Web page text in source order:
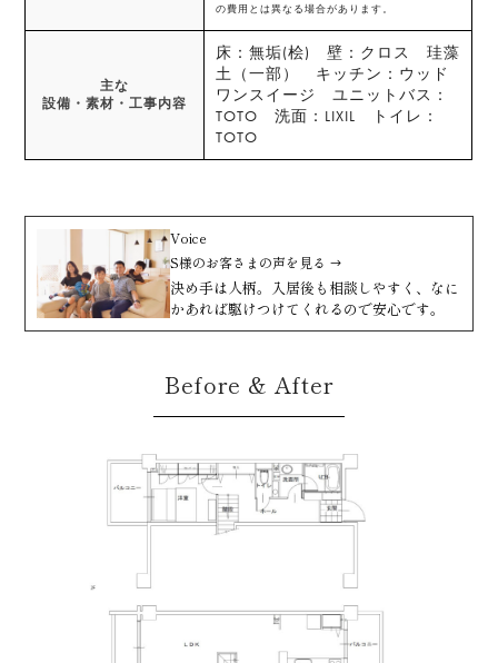
の費用とは異なる場合があります。
主な
設備・素材・工事内容
床：無垢(桧) 壁：クロス 珪藻
土（一部） キッチン：ウッド
ワンスイージ ユニットバス：
TOTO 洗面：LIXIL トイレ：
TOTO
Voice
S様のお客さまの声を見る
決め手は人柄。入居後も相談しやすく、なに
かあれば駆けつけてくれるので安心です。
Before & After